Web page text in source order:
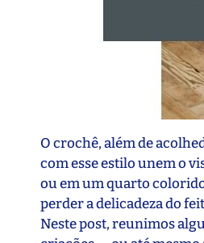
O crochê, além de
com esse estilo unem o
ou em um quarto
perder a delicadeza do
Neste post, reunimos